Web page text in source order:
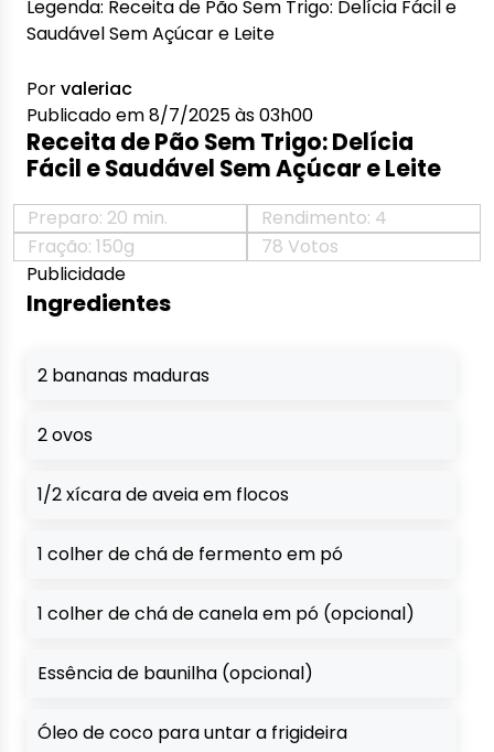
Legenda: Receita de Pão Sem Trigo: Delícia Fácil e
Saudável Sem Açúcar e Leite
Porvaleriac
Publicado em 8/7/2025 às 03h00
Receita de Pão Sem Trigo: Delícia
Fácil e Saudável Sem Açúcar e Leite
Preparo: 20 min.
Rendimento: 4
Fração: 150g
78 Votos
Publicidade
Ingredientes
2 bananas maduras
2 ovos
1/2 xícara de aveia em flocos
1 colher de chá de fermento em pó
1 colher de chá de canela em pó (opcional)
Essência de baunilha (opcional)
Óleo de coco para untar a frigideira